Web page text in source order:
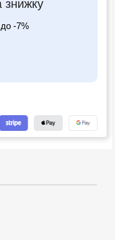
знижку
-7%